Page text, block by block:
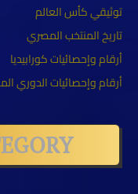
توثيقي كأس العالم
تاريخ المنتخب المصري
أرقام وإحصائيات كورابيديا
أرقام وإحصائيات الدوري